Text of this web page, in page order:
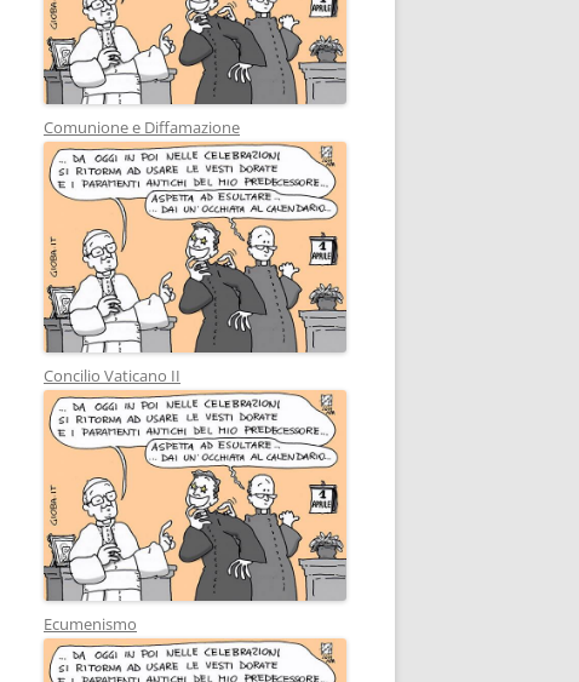
Comunione e Diffamazione
Concilio Vaticano II
Ecumenismo